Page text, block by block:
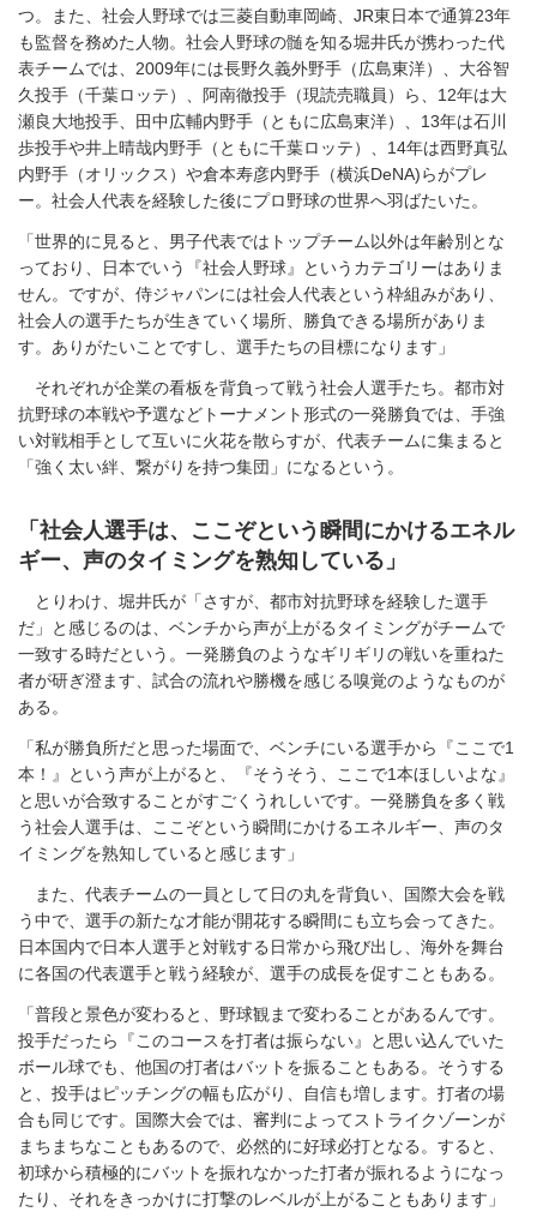
つ。また、社会人野球では三菱自動車岡崎、JR東日本で通算23年
も監督を務めた人物。社会人野球の髄を知る堀井氏が携わった代
表チームでは、2009年には長野久義外野手（広島東洋）、大谷智
久投手（千葉ロッテ）、阿南徹投手（現読売職員）ら、12年は大
瀬良大地投手、田中広輔内野手（ともに広島東洋）、13年は石川
歩投手や井上晴哉内野手（ともに千葉ロッテ）、14年は西野真弘
内野手（オリックス）や倉本寿彦内野手（横浜DeNA)らがプレ
ー。社会人代表を経験した後にプロ野球の世界へ羽ばたいた。
「世界的に見ると、男子代表ではトップチーム以外は年齢別とな
っており、日本でいう『社会人野球』というカテゴリーはありま
せん。ですが、侍ジャパンには社会人代表という枠組みがあり、
社会人の選手たちが生きていく場所、勝負できる場所がありま
す。ありがたいことですし、選手たちの目標になります」
それぞれが企業の看板を背負って戦う社会人選手たち。都市対
抗野球の本戦や予選などトーナメント形式の一発勝負では、手強
い対戦相手として互いに火花を散らすが、代表チームに集まると
「強く太い絆、繋がりを持つ集団」になるという。
「社会人選手は、ここぞという瞬間にかけるエネル
ギー、声のタイミングを熟知している」
とりわけ、堀井氏が「さすが、都市対抗野球を経験した選手
だ」と感じるのは、ベンチから声が上がるタイミングがチームで
一致する時だという。一発勝負のようなギリギリの戦いを重ねた
者が研ぎ澄ます、試合の流れや勝機を感じる嗅覚のようなものが
ある。
「私が勝負所だと思った場面で、ベンチにいる選手から『ここで1
本！』という声が上がると、『そうそう、ここで1本ほしいよな』
と思いが合致することがすごくうれしいです。一発勝負を多く戦
う社会人選手は、ここぞという瞬間にかけるエネルギー、声のタ
イミングを熟知していると感じます」
また、代表チームの一員として日の丸を背負い、国際大会を戦
う中で、選手の新たな才能が開花する瞬間にも立ち会ってきた。
日本国内で日本人選手と対戦する日常から飛び出し、海外を舞台
に各国の代表選手と戦う経験が、選手の成長を促すこともある。
「普段と景色が変わると、野球観まで変わることがあるんです。
投手だったら『このコースを打者は振らない』と思い込んでいた
ボール球でも、他国の打者はバットを振ることもある。そうする
と、投手はピッチングの幅も広がり、自信も増します。打者の場
合も同じです。国際大会では、審判によってストライクゾーンが
まちまちなこともあるので、必然的に好球必打となる。すると、
初球から積極的にバットを振れなかった打者が振れるようになっ
たり、それをきっかけに打撃のレベルが上がることもあります」